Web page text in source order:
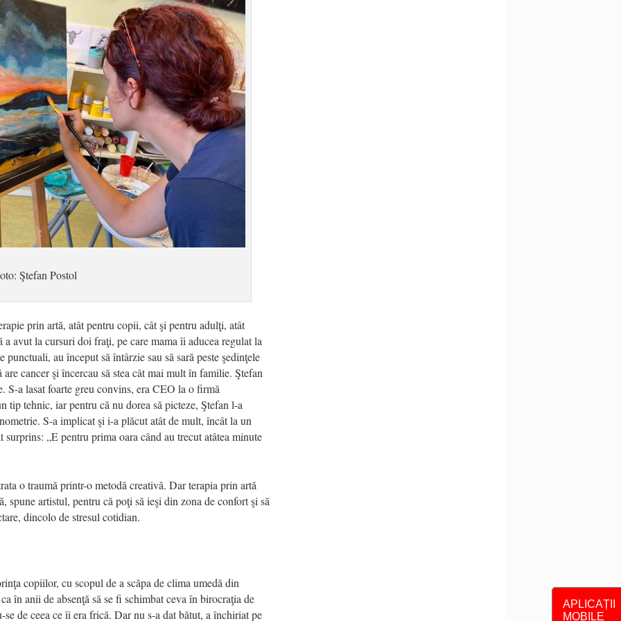
APLICAȚII
MOBILE
Ştefan Postol
prin artă, atât pentru copii, cât şi pentru adulţi, atât
avut la cursuri doi fraţi, pe care mama îi aducea regulat la
au început să întârzie sau să sară peste şedinţele
cancer şi încercau să stea cât mai mult în familie. Ştefan
S-a lasat foarte greu convins, era CEO la o firmă
tip tehnic, iar pentru că nu dorea să picteze, Ştefan l-a
S-a implicat şi i-a plăcut atât de mult, încât la un
surprins: „E pentru prima oara când au trecut atâtea minute
o traumă printr-o metodă creativă. Dar terapia prin artă
spune artistul, pentru că poţi să ieşi din zona de confort şi să
dincolo de stresul cotidian.
copiilor, cu scopul de a scăpa de clima umedă din
în anii de absenţă să se fi schimbat ceva în birocraţia de
de ceea ce îi era frică. Dar nu s-a dat bătut, a închiriat pe